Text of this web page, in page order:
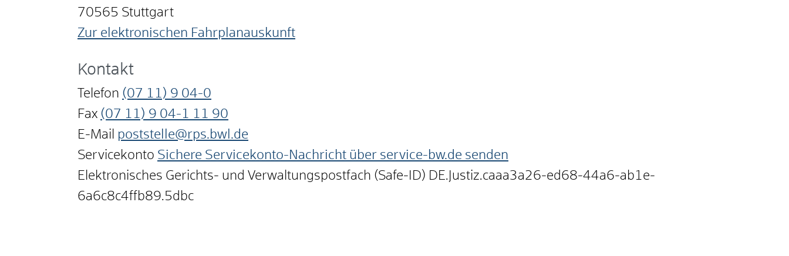
70565 Stuttgart
Zur elektronischen Fahrplanauskunft
Kontakt
Telefon (07 11) 9 04-0
Fax (07 11) 9 04-1 11 90
E-Mail poststelle@rps.bwl.de
Servicekonto Sichere Servicekonto-Nachricht über service-bw.de senden
Elektronisches Gerichts- und Verwaltungspostfach (Safe-ID) DE.Justiz.caaa3a26-ed68-44a6-ab1e-
6a6c8c4ffb89.5dbc